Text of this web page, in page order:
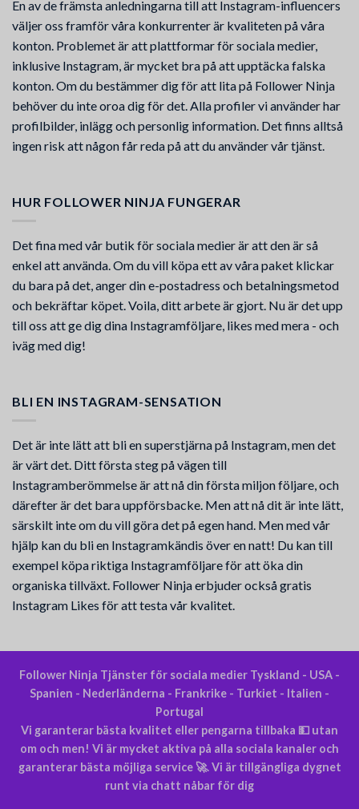
En av de främsta anledningarna till att Instagram-influencers
väljer oss framför våra konkurrenter är kvaliteten på våra
konton. Problemet är att plattformar för sociala medier,
inklusive Instagram, är mycket bra på att upptäcka falska
konton. Om du bestämmer dig för att lita på Follower Ninja
behöver du inte oroa dig för det. Alla profiler vi använder har
profilbilder, inlägg och personlig information. Det finns alltså
ingen risk att någon får reda på att du använder vår tjänst.
HUR FOLLOWER NINJA FUNGERAR
Det fina med vår butik för sociala medier är att den är så
enkel att använda. Om du vill köpa ett av våra paket klickar
du bara på det, anger din e-postadress och betalningsmetod
och bekräftar köpet. Voila, ditt arbete är gjort. Nu är det upp
till oss att ge dig dina Instagramföljare, likes med mera - och
iväg med dig!
BLI EN INSTAGRAM-SENSATION
Det är inte lätt att bli en superstjärna på Instagram, men det
är värt det. Ditt första steg på vägen till
Instagramberömmelse är att nå din första miljon följare, och
därefter är det bara uppförsbacke. Men att nå dit är inte lätt,
särskilt inte om du vill göra det på egen hand. Men med vår
hjälp kan du bli en Instagramkändis över en natt! Du kan till
exempel köpa riktiga Instagramföljare för att öka din
organiska tillväxt. Follower Ninja erbjuder också gratis
Instagram Likes för att testa vår kvalitet.
Follower Ninja Tjänster för sociala medier Tyskland - USA -
Spanien - Nederländerna - Frankrike - Turkiet - Italien -
Portugal
Vi garanterar bästa kvalitet eller pengarna tillbaka 💵 utan
om och men! Vi är mycket aktiva på alla sociala kanaler och
garanterar bästa möjliga service 🚀. Vi är tillgängliga dygnet
runt via chatt nåbar för dig